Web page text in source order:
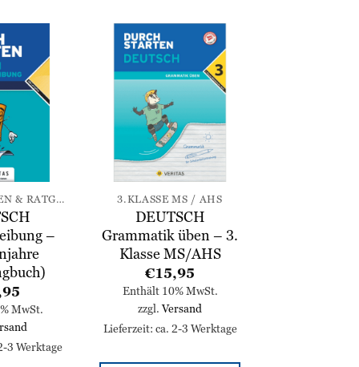
Zur
Wunschliste
hinzufügen
GESAMTHILFEN & RATGEBER
–
MwSt.
3 Werktage
Zur
Wunschliste
3.KLASSE MS / AHS
DEUTSCH
Grammatik üben – 3.
Klasse MS/AHS
€15,95
Enthält 10% MwSt.
zzgl.Versand
Lieferzeit: ca. 2-3 Werktage